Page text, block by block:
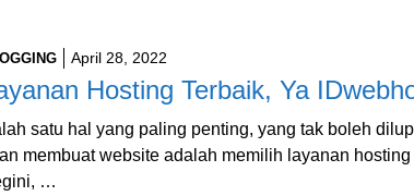
April 28, 2022
Hosting Terbaik, Ya
satu hal yang paling penting, yang tak boleh
membuat website adalah memilih layanan hosting
…